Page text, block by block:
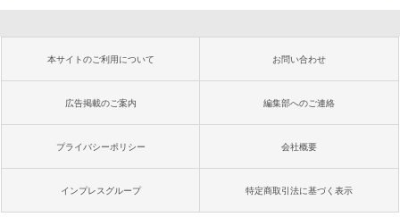
本サイトのご利用について お問い合わせ
広告掲載のご案内 編集部へのご連絡
プライバシーポリシー 会社概要
インプレスグループ 特定商取引法に基づく表示